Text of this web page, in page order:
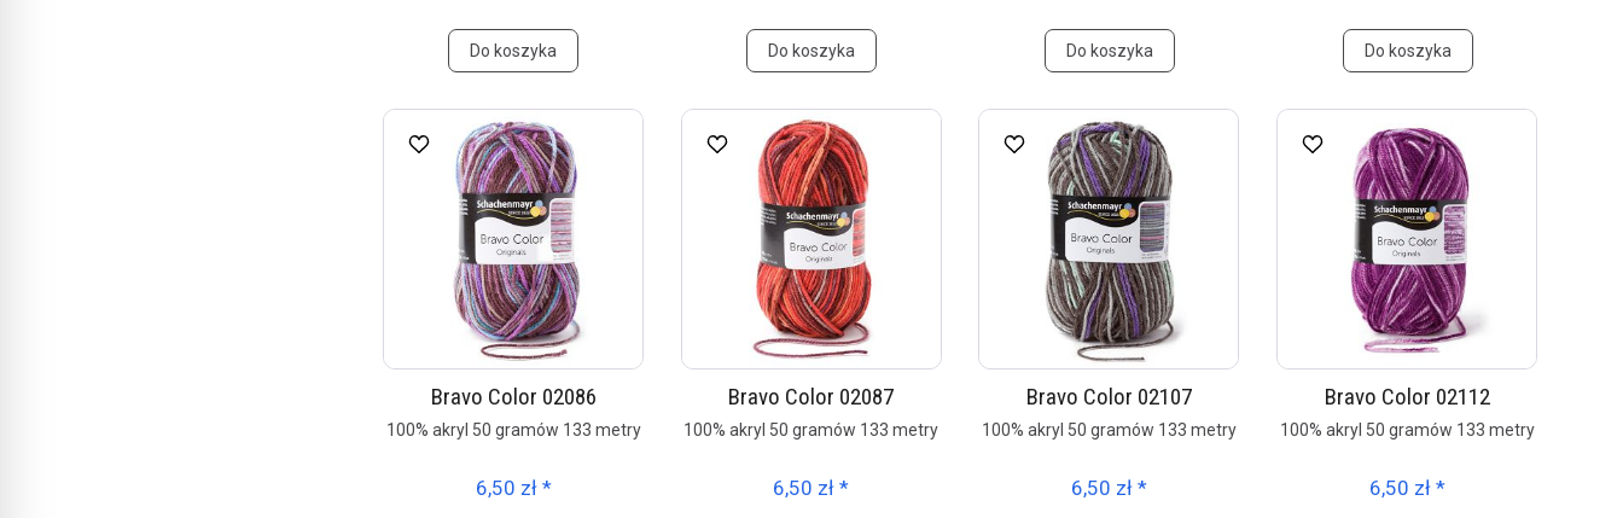
Do koszyka Do koszyka Do koszyka Do koszyka
Bravo Color 02086
100% akryl 50 gramów 133 metry
6,50 zł *
Bravo Color 02087
100% akryl 50 gramów 133 metry
6,50 zł *
Bravo Color 02107
100% akryl 50 gramów 133 metry
6,50 zł *
Bravo Color 02112
100% akryl 50 gramów 133 metry
6,50 zł *